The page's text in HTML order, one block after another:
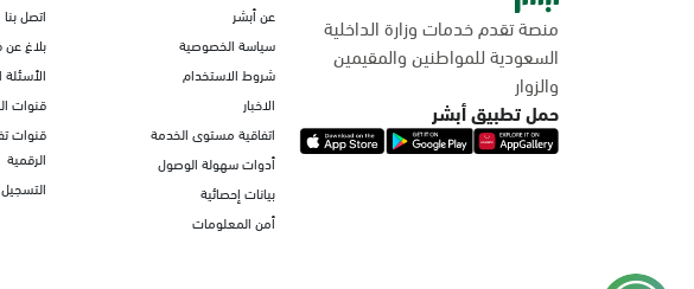
منصة تقدم خدمات وزارة الداخلية
السعودية للمواطنين والمقيمين
والزوار
حمل تطبيق أبشر
عن أبشر
سياسة الخصوصية
شروط الاستخدام
الاخبار
اتفاقية مستوى الخدمة
أدوات سهولة الوصول
بيانات إحصائية
أمن المعلومات
اتصل بنا
بلاغ عن
قنوات
قنوات
الرقمية